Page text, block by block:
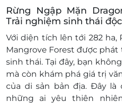
Rừng Ngập Mặn
Trải nghiệm sinh thái
Với diện tích lên tới 282 ha,
Mangrove Forest được
sinh thái. Tại đây, bạn
mà còn khám phá giá trị
của di sản bản địa. Đây
những ai yêu thiên